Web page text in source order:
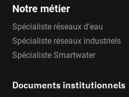
Notre métier
Spécialiste réseaux d’eau
Spécialiste réseaux industriels
Spécialiste Smartwater
Documents institutionnels